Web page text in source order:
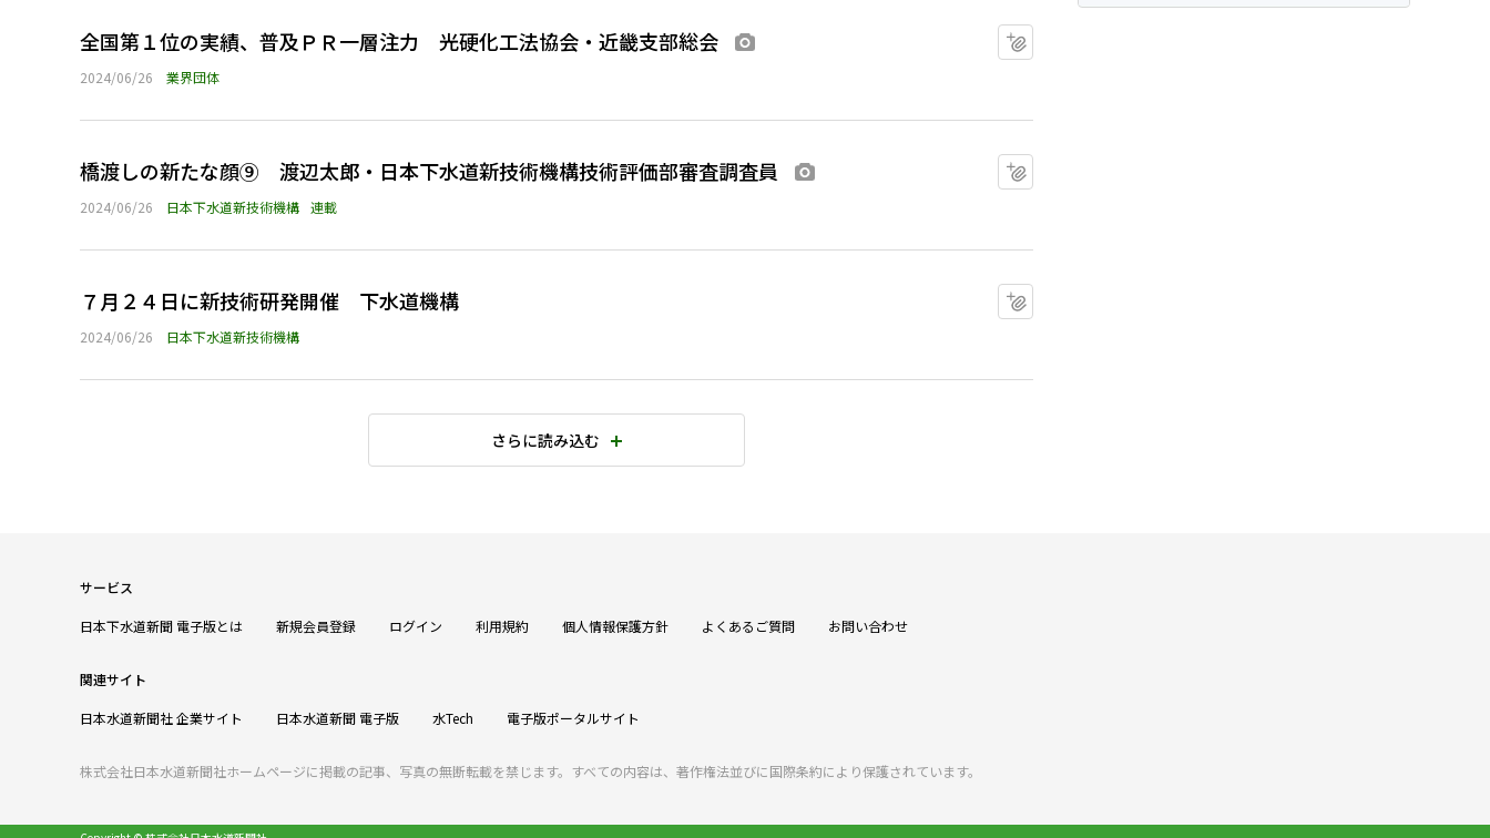
全国第１位の実績、普及ＰＲ一層注力 光硬化工法協会・近畿支部総会
2024/06/26 業界団体
橋渡しの新たな顔⑨ 渡辺太郎・日本下水道新技術機構技術評価部審査調査員
2024/06/26 日本下水道新技術機構 連載
７月２４日に新技術研発開催 下水道機構
2024/06/26 日本下水道新技術機構
さらに読み込む
サービス
日本下水道新聞 電子版とは 新規会員登録 ログイン 利用規約 個人情報保護方針 よくあるご質問 お問い合わせ
関連サイト
日本水道新聞社 企業サイト 日本水道新聞 電子版 水Tech 電子版ポータルサイト
株式会社日本水道新聞社ホームページに掲載の記事、写真の無断転載を禁じます。すべての内容は、著作権法並びに国際条約により保護されています。